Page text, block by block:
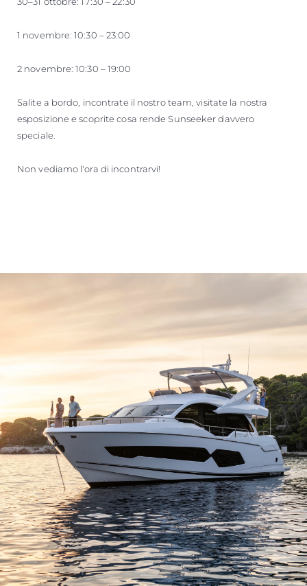
1 novembre: 10:30 – 23:00
2 novembre: 10:30 – 19:00
Salite a bordo, incontrate il nostro team, visitate la nostra
esposizione e scoprite cosa rende Sunseeker davvero
speciale.
Non vediamo l'ora di incontrarvi!